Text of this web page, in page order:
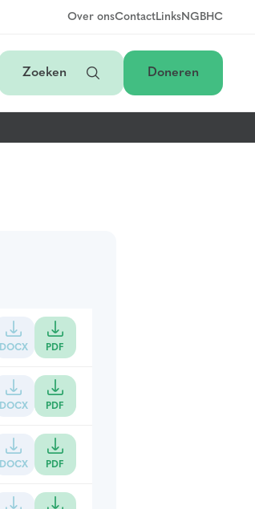
Over onsContactLinksNGBHC
Zoeken Doneren
DOCX PDF
DOCX PDF
DOCX PDF